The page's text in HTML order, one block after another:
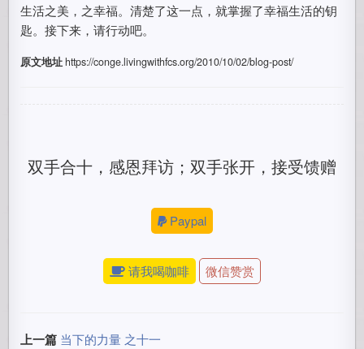
生活之美，之幸福。清楚了这一点，就掌握了幸福生活的钥
匙。接下来，请行动吧。
原文地址https://conge.livingwithfcs.org/2010/10/02/blog-post/
双手合十，感恩拜访；双手张开，接受馈赠
Paypal
请我喝咖啡 微信赞赏
上一篇 当下的力量 之十一